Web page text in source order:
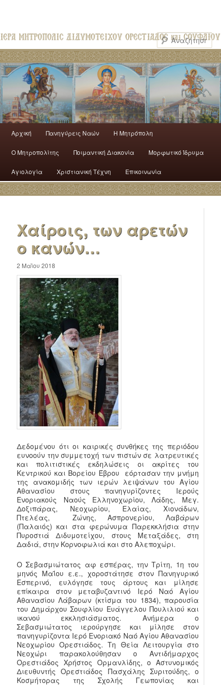
Αρχική Πανηγύρεις Ναών H Mητρόπολη
Ο Mητροπολίτης Ποιμαντική Διακονία Μορφωτικό Ίδρυμα
Αγιολογία Χριστιανική Τέχνη Επικοινωνία
Χαίροις, των αρετών
ο κανών…
2 Μαΐου 2018
Δεδομένου ότι οι καιρικές συνθήκες της περιόδου
ευνοούν την συμμετοχή των πιστών σε λατρευτικές
και πολιτιστικές εκδηλώσεις οι ακρίτες του
Κεντρικού και Βορείου Έβρου εόρτασαν την μνήμη
της ανακομιδής των ιερών λειψάνων του Αγίου
Αθανασίου στους πανηγυρίζοντες Ιερούς
Ενοριακούς Ναούς Ελληνοχωρίου, Λάδης, Μεγ.
Δοξιπάρας, Νεοχωρίου, Ελαίας, Χιονάδων,
Πτελέας, Ζώνης, Ασπρονερίου, Λαβάρων
(Παλαιός) και στα φερώνυμα Παρεκκλήσια στην
Πυροστιά Διδυμοτείχου, στους Μεταξάδες, στη
Δαδιά, στην Κορνοφωλιά και στο Αλεποχώρι.
Ο Σεβασμιώτατος αφ εσπέρας, την Τρίτη, 1η του
μηνός Μαΐου ε.ε., χοροστάτησε στον Πανηγυρικό
Εσπερινό, ευλόγησε τους άρτους και μίλησε
επίκαιρα στον μεταβυζαντινό Ιερό Ναό Αγίου
Αθανασίου Λάβαρων (κτίσμα του 1834), παρουσία
του Δημάρχου Σουφλίου Ευάγγελου Πουλιλιού και
ικανού εκκλησιάσματος. Ανήμερα ο
Σεβασμιώτατος ιερούργησε και μίλησε στον
πανηγυρίζοντα Ιερό Ενοριακό Ναό Αγίου Αθανασίου
Νεοχωρίου Ορεστιάδος. Τη Θεία Λειτουργία στο
Νεοχώρι παρακολούθησαν ο Αντιδήμαρχος
Ορεστιάδος Χρήστος Ορμανλίδης, ο Αστυνομικός
Διευθυντής Ορεστιάδος Πασχάλης Συριτούδης, ο
Κοσμήτορας της Σχολής Γεωπονίας και